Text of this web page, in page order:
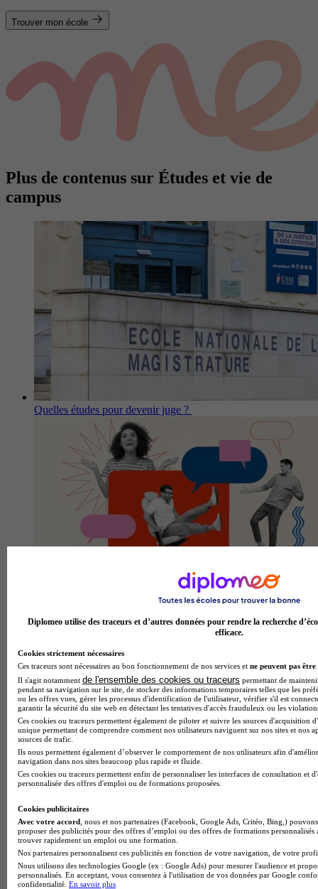
Trouver mon école
Plus de contenus sur Études et vie de
campus
Quelles études pour devenir juge ?
Quelle formation post-bac pour travailler dans la
communication ?
BTS CI ou école de commerce : que choisir après le bac ?
Diplomeo utilise des traceurs et d’autres données pour rendre la recherche
efficace.
Cookies strictement nécessaires
Ces traceurs sont nécessaires au bon fonctionnement de nos services et ne peuvent pas être
Il s'agit notamment de l'ensemble des cookies ou traceurs permettant de
pendant sa navigation sur le site, de stocker des informations temporaires telles que les
ou les offres vues, gérer les processus d'identification de l'utilisateur, vérifier s'il est
garantir la sécurité du site web en détectant les tentatives d'accès frauduleux ou les
Ces cookies ou traceurs permettent également de piloter et suivre les sources d'acquisition
unique permettant de comprendre comment nos utilisateurs naviguent sur nos sites et nos
sources de trafic.
Ils nous permettent également d’observer le comportement de nos utilisateurs afin
navigation dans nos sites beaucoup plus rapide et fluide.
Ces cookies ou traceurs permettent enfin de personnaliser les interfaces de consultation et
personnalisée des offres d'emploi ou de formations proposées.
Cookies publicitaires
Avec votre accord , nous et nos partenaires (Facebook, Google Ads, Critéo, Bing,)
proposer des publicités pour des offres d’emploi ou des offres de formations
trouver rapidement un emploi ou une formation.
Nos partenaires personnalisent ces publicités en fonction de votre navigation, de votre
Nous utilisons des technologies Google (ex : Google Ads) pour mesurer l'audience et
personnalisés. En acceptant, vous consentez à l'utilisation de vos données par Google
confidentialité. En savoir plus